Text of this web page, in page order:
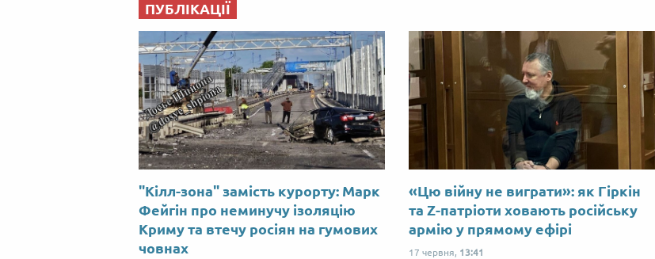
ПУБЛІКАЦІЇ
"Кілл-зона" замість курорту: Марк
Фейгін про неминучу ізоляцію
Криму та втечу росіян на гумових
човнах
«Цю війну не виграти»: як Гіркін
та Z-патріоти ховають російську
армію у прямому ефірі
17 червня, 13:41